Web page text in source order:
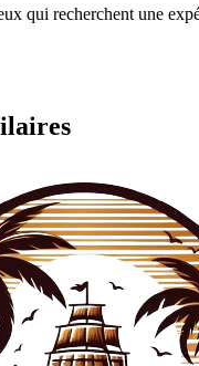
qui recherchent une